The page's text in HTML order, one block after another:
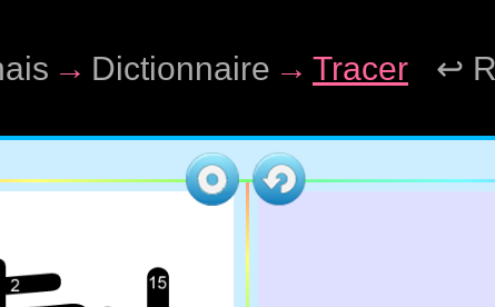
→ Dictionnaire → Tracer ↩